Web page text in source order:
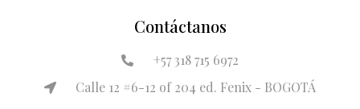
Contáctanos
+57 318 715 6972
Calle 12 #6-12 of 204 ed. Fenix - BOGOTÁ